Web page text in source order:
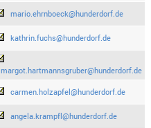
mario.ehrnboeck@hunderdorf.de
kathrin.fuchs@hunderdorf.de
margot.hartmannsgruber@hunderdorf.de
carmen.holzapfel@hunderdorf.de
angela.krampfl@hunderdorf.de